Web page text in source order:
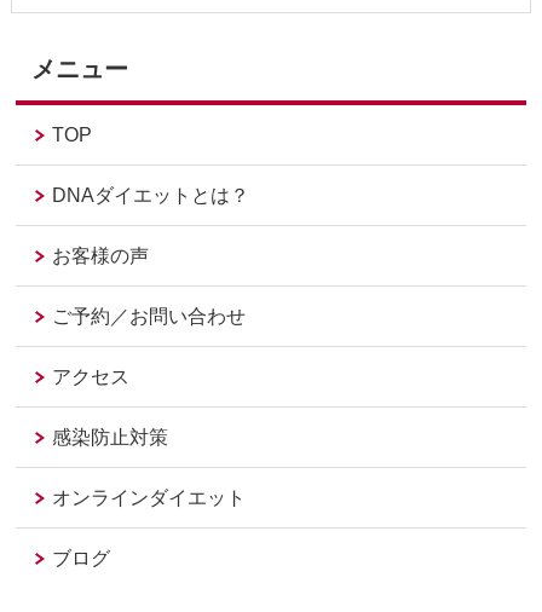
メニュー
TOP
DNAダイエットとは？
お客様の声
ご予約／お問い合わせ
アクセス
感染防止対策
オンラインダイエット
ブログ